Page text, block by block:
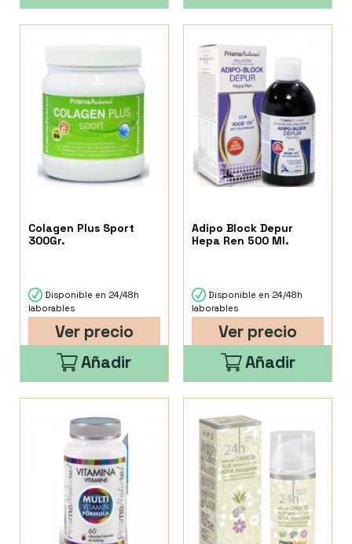
Colagen Plus Sport
300Gr.
Disponible en 24/48h
laborables
Ver precio
Añadir
Adipo Block Depur
Hepa Ren 500 Ml.
Disponible en 24/48h
laborables
Ver precio
Añadir